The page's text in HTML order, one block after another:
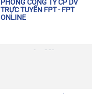
PHÒNG CÔNG TY CP DV
TRỰC TUYẾN FPT - FPT
ONLINE